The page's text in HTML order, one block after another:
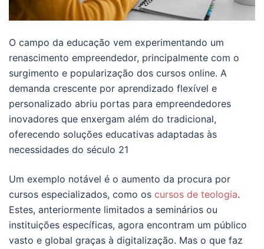
O campo da educação vem experimentando um
renascimento empreendedor, principalmente com o
surgimento e popularização dos cursos online. A
demanda crescente por aprendizado flexível e
personalizado abriu portas para empreendedores
inovadores que enxergam além do tradicional,
oferecendo soluções educativas adaptadas às
necessidades do século 21
Um exemplo notável é o aumento da procura por
cursos especializados, como os cursos de teologia.
Estes, anteriormente limitados a seminários ou
instituições específicas, agora encontram um público
vasto e global graças à digitalização. Mas o que faz